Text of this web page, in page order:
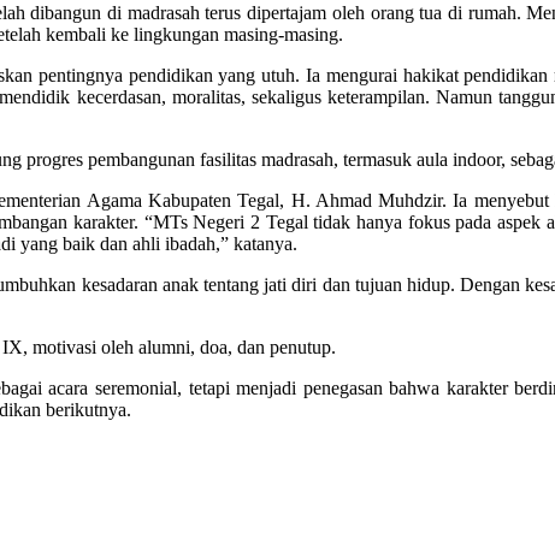
dibangun di madrasah terus dipertajam oleh orang tua di rumah.
kembali ke lingkungan masing-masing.
pentingnya pendidikan yang utuh. Ia mengurai hakikat
kecerdasan, moralitas, sekaligus keterampilan. Namun
progres pembangunan fasilitas madrasah, termasuk aula indoor,
Agama Kabupaten Tegal, H. Ahmad Muhdzir. Ia
karakter. “MTs Negeri 2 Tegal tidak hanya fokus pada
yang baik dan ahli ibadah,” katanya.
kesadaran anak tentang jati diri dan tujuan hidup. Dengan
motivasi oleh alumni, doa, dan penutup.
acara seremonial, tetapi menjadi penegasan bahwa karakter
berikutnya.